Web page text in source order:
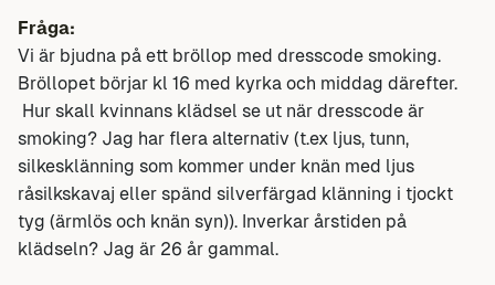
Fråga:
Vi är bjudna på ett bröllop med dresscode smoking.
Bröllopet börjar kl 16 med kyrka och middag därefter.
Hur skall kvinnans klädsel se ut när dresscode är
smoking? Jag har flera alternativ (t.ex ljus, tunn,
silkesklänning som kommer under knän med ljus
råsilkskavaj eller spänd silverfärgad klänning i tjockt
tyg (ärmlös och knän syn)). Inverkar årstiden på
klädseln? Jag är 26 år gammal.